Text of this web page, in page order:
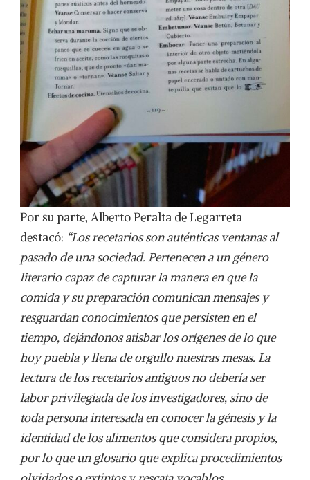
Por su parte, Alberto Peralta de Legarreta
destacó: “Los recetarios son auténticas ventanas al
pasado de una sociedad. Pertenecen a un género
literario capaz de capturar la manera en que la
comida y su preparación comunican mensajes y
resguardan conocimientos que persisten en el
tiempo, dejándonos atisbar los orígenes de lo que
hoy puebla y llena de orgullo nuestras mesas. La
lectura de los recetarios antiguos no debería ser
labor privilegiada de los investigadores, sino de
toda persona interesada en conocer la génesis y la
identidad de los alimentos que considera propios,
por lo que un glosario que explica procedimientos